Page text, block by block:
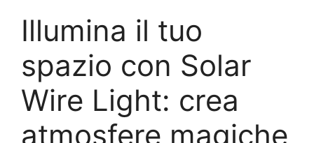
Illumina il tuo
spazio con Solar
Wire Light: crea
atmosfere magiche